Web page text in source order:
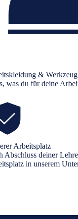
& Werkzeug
was du für deine
Arbeitsplatz
Abschluss deiner
in unserem